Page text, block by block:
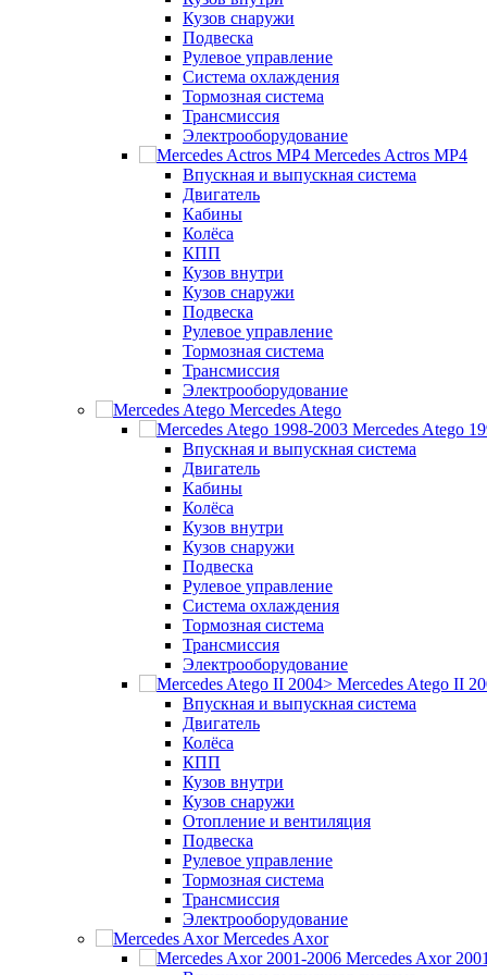
Кузов снаружи
Подвеска
Рулевое управление
Система охлаждения
Тормозная система
Трансмиссия
Электрооборудование
Mercedes Actros MP4
Впускная и выпускная система
Двигатель
Кабины
Колёса
КПП
Кузов внутри
Кузов снаружи
Подвеска
Рулевое управление
Тормозная система
Трансмиссия
Электрооборудование
Mercedes Atego
Mercedes Atego
Впускная и выпускная система
Двигатель
Кабины
Колёса
Кузов внутри
Кузов снаружи
Подвеска
Рулевое управление
Система охлаждения
Тормозная система
Трансмиссия
Электрооборудование
Mercedes Atego II
Впускная и выпускная система
Двигатель
Колёса
КПП
Кузов внутри
Кузов снаружи
Отопление и вентиляция
Подвеска
Рулевое управление
Тормозная система
Трансмиссия
Электрооборудование
Mercedes Axor
Mercedes Axor